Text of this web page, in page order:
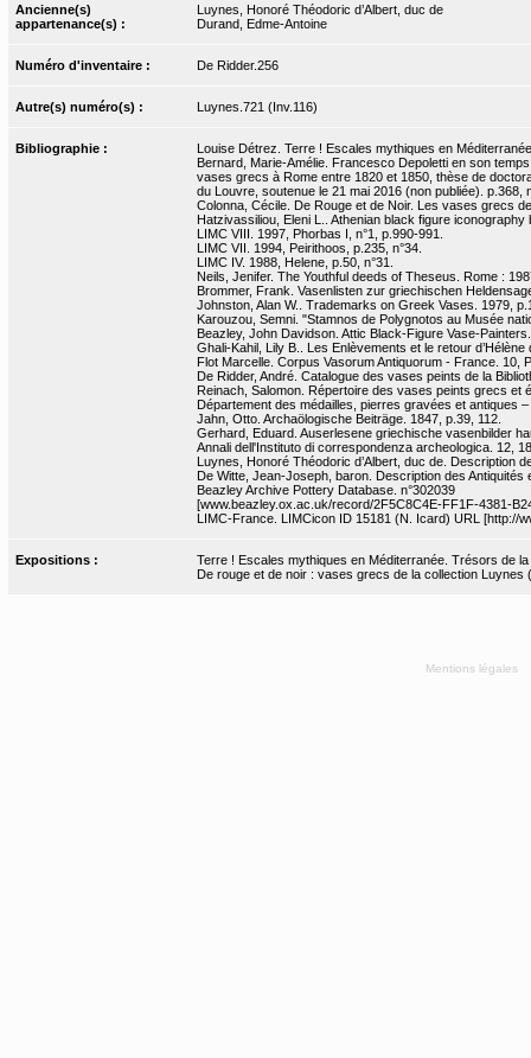
Ancienne(s)
appartenance(s) :
Luynes, Honoré Théodoric d’Albert, duc de
Durand, Edme-Antoine
Numéro d'inventaire : De Ridder.256
Autre(s) numéro(s) : Luynes.721 (Inv.116)
Bibliographie :
Louise Détrez. Terre ! Escales mythiques en
Bernard, Marie-Amélie. Francesco Depoletti en son
vases grecs à Rome entre 1820 et 1850, thèse de
du Louvre, soutenue le 21 mai 2016 (non publiée). p.368,
Colonna, Cécile. De Rouge et de Noir. Les vases grecs
Hatzivassiliou, Eleni L.. Athenian black figure
LIMC VIII. 1997, Phorbas I, n°1, p.990-991.
LIMC VII. 1994, Peirithoos, p.235, n°34.
LIMC IV. 1988, Helene, p.50, n°31.
Neils, Jenifer. The Youthful deeds of Theseus. Rome :
Brommer, Frank. Vasenlisten zur griechischen
Johnston, Alan W.. Trademarks on Greek Vases. 1979,
Karouzou, Semni. "Stamnos de Polygnotos au Musée
Beazley, John Davidson. Attic Black-Figure Vase-
Ghali-Kahil, Lily B.. Les Enlèvements et le retour
Flot Marcelle. Corpus Vasorum Antiquorum - France. 10,
De Ridder, André. Catalogue des vases peints de la
Reinach, Salomon. Répertoire des vases peints grecs et
Département des médailles, pierres gravées et antiques
Jahn, Otto. Archaölogische Beiträge. 1847, p.39, 112.
Gerhard, Eduard. Auserlesene griechische vasenbilder
Annali dell'Instituto di correspondenza archeologica. 12,
Luynes, Honoré Théodoric d’Albert, duc de. Description
De Witte, Jean-Joseph, baron. Description des Antiquités
Beazley Archive Pottery Database. n°302039
[www.beazley.ox.ac.uk/record/2F5C8C4E-FF1F-4381-
LIMC-France. LIMCicon ID 15181 (N. Icard) URL [http://
Expositions :
Terre ! Escales mythiques en Méditerranée. Trésors de
De rouge et de noir : vases grecs de la collection Luynes
Mentions légales